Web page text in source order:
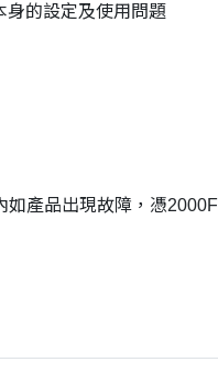
身的設定及使用問題
如產品出現故障，憑